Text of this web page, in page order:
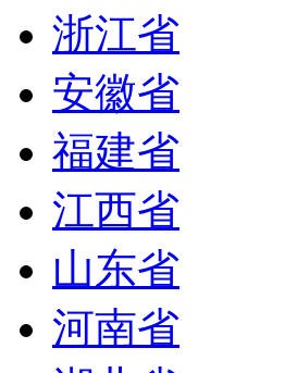
浙江省
安徽省
福建省
江西省
山东省
河南省